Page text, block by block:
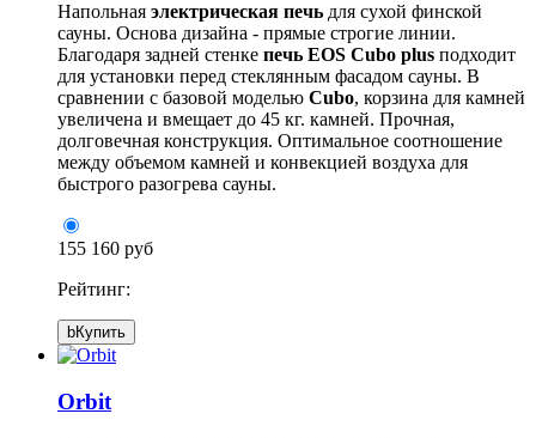
Напольная электрическая печь для сухой финской
сауны. Основа дизайна - прямые строгие линии.
Благодаря задней стенке печь EOS Cubo plus подходит
для установки перед стеклянным фасадом сауны. В
сравнении с базовой моделью Cubo, корзина для камней
увеличена и вмещает до 45 кг. камней. Прочная,
долговечная конструкция. Оптимальное соотношение
между объемом камней и конвекцией воздуха для
быстрого разогрева сауны.
155 160 руб
Рейтинг:
bКупить
Orbit